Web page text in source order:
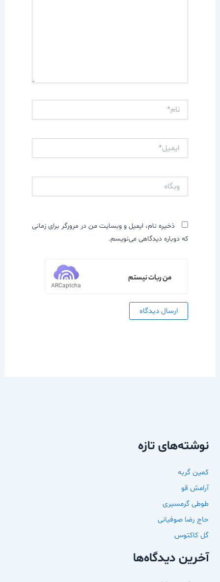
ذخیره نام، ایمیل و وبسایت من در مرورگر برای زمانی
که دوباره دیدگاهی می‌نویسم.
من ربات نیستم
ARCaptcha
نوشته‌های تازه
کمین گربه
آرامش قو
طوطی گرمسیری
حاج رضا صوفیانی
گل کاکتوس
آخرین دیدگاه‌ها